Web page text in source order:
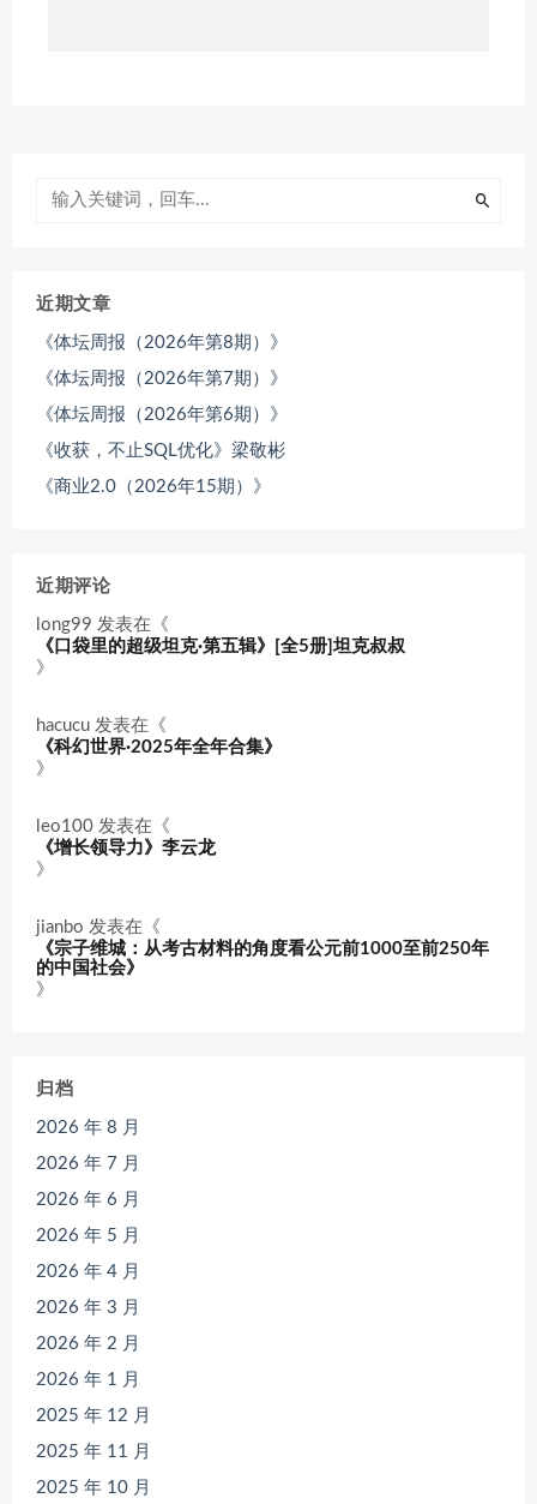
近期文章
《体坛周报（2026年第8期）》
《体坛周报（2026年第7期）》
《体坛周报（2026年第6期）》
《收获，不止SQL优化》梁敬彬
《商业2.0（2026年15期）》
近期评论
long99 发表在《
《口袋里的超级坦克·第五辑》[全5册]坦克叔叔
》
hacucu 发表在《
《科幻世界·2025年全年合集》
》
leo100 发表在《
《增长领导力》李云龙
》
jianbo 发表在《
《宗子维城：从考古材料的角度看公元前1000至前250年
的中国社会》
》
归档
2026 年 8 月
2026 年 7 月
2026 年 6 月
2026 年 5 月
2026 年 4 月
2026 年 3 月
2026 年 2 月
2026 年 1 月
2025 年 12 月
2025 年 11 月
2025 年 10 月